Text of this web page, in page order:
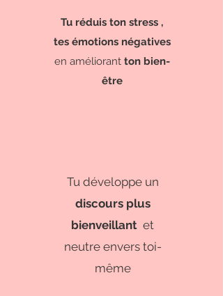
Tu réduis ton stress ,
tes émotions négatives
en améliorant ton bien-
être
Tu développe un
discours plus
bienveillant et
neutre envers toi-
même